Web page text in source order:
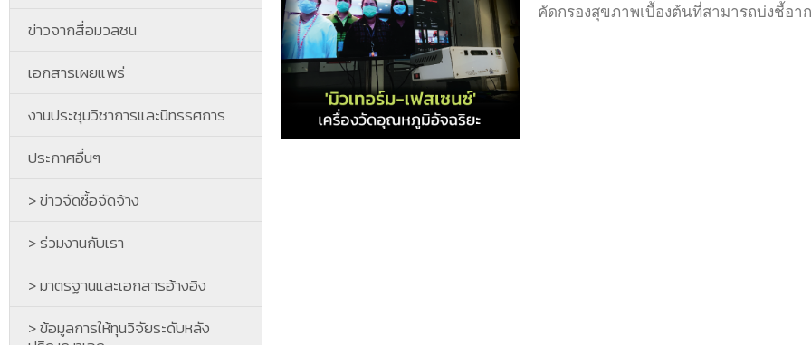
ข่าวจากสื่อมวลชน
เอกสารเผยแพร่
งานประชุมวิชาการและนิทรรศการ
ประกาศอื่นๆ
> ข่าวจัดซื้อจัดจ้าง
> ร่วมงานกับเรา
> มาตรฐานและเอกสารอ้างอิง
> ข้อมูลการให้ทุนวิจัยระดับหลัง
คัดกรองสุขภาพเบื้องต้นที่สามารถบ่งชี้อา